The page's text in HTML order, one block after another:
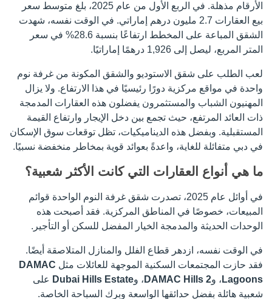
الأرقام مذهلة. في الربع الأول من عام 2025، بلغ متوسط ​​سعر
بيع العقارات 2.7 مليون درهم إماراتي. في الوقت نفسه، شهدت
الشقق المباعة على المخطط ارتفاعًا بنسبة 28.6% في سعر
المتر المربع، ليصل إلى 1,926 درهمًا إماراتيًا.
لعب الطلب على شقق الاستوديو والشقق المكونة من غرفة نوم
واحدة في مواقع مركزية دورًا رئيسيًا في هذا الارتفاع. ولا يزال
المهنيون الشباب والمستثمرون يفضلون هذه العقارات المدمجة
ذات العائد المرتفع، حيث تجمع بين دخل الإيجار وارتفاع القيمة
المستقبلية. وبفضل هذه الديناميكيات، تظل توقعات سوق الإسكان
في دبي متفائلة للغاية، واعدةً بعوائد قوية بمخاطر منخفضة نسبيًا.
ما هي أنواع العقارات التي كانت الأكثر شعبية؟
في أوائل عام 2025، تصدرت شقق غرفة النوم الواحدة قوائم
المبيعات، خصوصًا في المناطق المركزية. فقد أصبحت هذه
الوحدات الحديثة والمدمجة الخيار المفضل للسكن أو التأجير.
في الوقت نفسه، ازدهر قطاع الفلل والمنازل المتلاصقة أيضًا.
فقد حازت المجتمعات السكنية الموجهة للعائلات مثل DAMAC
Lagoons ، وDAMAC Hills 2 ، وDubai Hills Estate على
شعبية هائلة بفضل حدائقها الواسعة وبرك السباحة الخاصة.